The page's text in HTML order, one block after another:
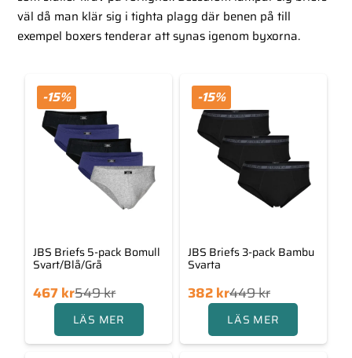
väl då man klär sig i tighta plagg där benen på till
exempel boxers tenderar att synas igenom byxorna.
JBS Briefs 5-pack Bomull
Svart/Blå/Grå
-15%
549kr
Det467kr
Det
LÄS MER
JBS Briefs 3-pack Bambu
Svarta
-15%
449kr
Det
ursprungliga
382kr
Det
nuvarande
LÄS MER